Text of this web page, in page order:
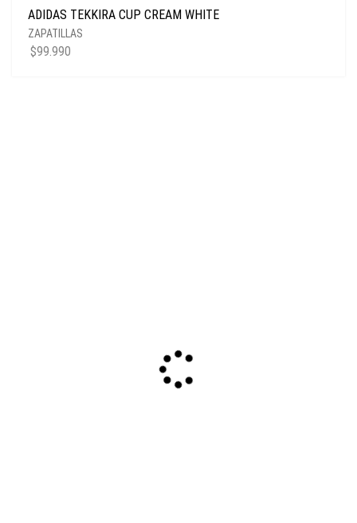
ADIDAS TEKKIRA CUP CREAM WHITE
ZAPATILLAS
$99.990